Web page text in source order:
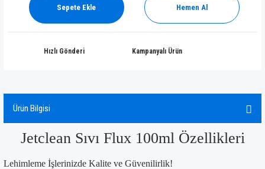
Sepete Ekle Hemen Al
Hızlı Gönderi Kampanyalı Ürün
Ürün Bilgisi
Jetclean Sıvı Flux 100ml Özellikleri
Lehimleme İşlerinizde Kalite ve Güvenilirlik!